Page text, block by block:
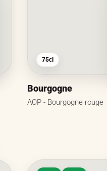
75cl
Bourgogne
AOP - Bourgogne rouge